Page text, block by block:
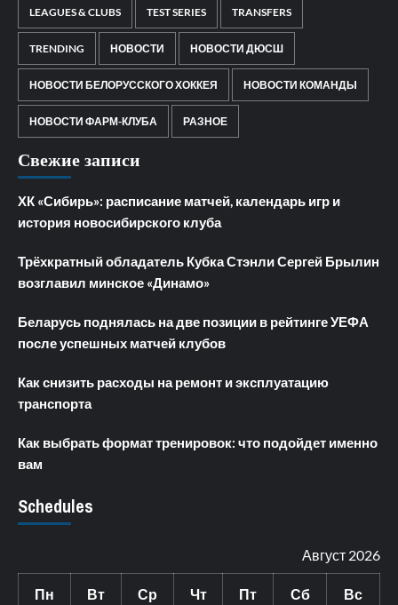
LEAGUES & CLUBS TEST SERIES TRANSFERS
TRENDING НОВОСТИ НОВОСТИ ДЮСШ
НОВОСТИ БЕЛОРУССКОГО ХОККЕЯ НОВОСТИ КОМАНДЫ
НОВОСТИ ФАРМ-КЛУБА РАЗНОЕ
Свежие записи
ХК «Сибирь»: расписание матчей, календарь игр и
история новосибирского клуба
Трёхкратный обладатель Кубка Стэнли Сергей Брылин
возглавил минское «Динамо»
Беларусь поднялась на две позиции в рейтинге УЕФА
после успешных матчей клубов
Как снизить расходы на ремонт и эксплуатацию
транспорта
Как выбрать формат тренировок: что подойдет именно
вам
Schedules
Август 2026
Пн Вт Ср Чт Пт Сб Вс